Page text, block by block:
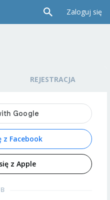
Zaloguj się
REJESTRACJA
z Facebook
z Apple